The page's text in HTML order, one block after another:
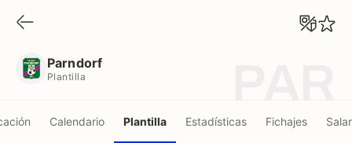
Parndorf
Plantilla
Calendario Plantilla Estadísticas Fichajes